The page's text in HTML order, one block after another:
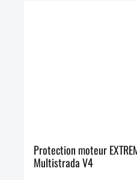
Protection moteur
Multistrada V4